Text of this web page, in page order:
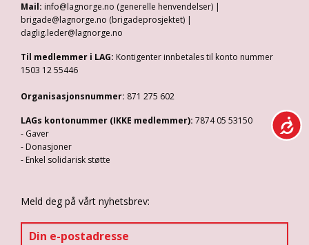
Mail: info@lagnorge.no (generelle henvendelser) |
brigade@lagnorge.no (brigadeprosjektet) |
daglig.leder@lagnorge.no
Til medlemmer i LAG: Kontigenter innbetales til konto nummer
1503 12 55446
Organisasjonsnummer: 871 275 602
LAGs kontonummer (IKKE medlemmer): 7874 05 53150
- Gaver
- Donasjoner
- Enkel solidarisk støtte
Meld deg på vårt nyhetsbrev: